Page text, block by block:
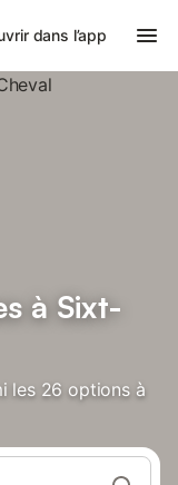
dans l’app
à Sixt-
les 26 options à